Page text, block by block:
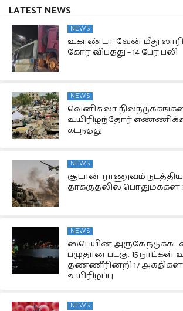
LATEST NEWS
NEWS
உகாண்டா: வேன் மீது
கோர விபத்து – 14 பேர் பலி
NEWS
வெனிசுலா
உயிரிழந்தோர்
கடந்தது
NEWS
சூடான்: ராணுவம் நடத்திய
தாக்குதலில் பொதுமக்கள்
NEWS
ஸ்பெயின் அருகே
பழுதான படகு.. 15 நாட்கள்
தண்ணீரின்றி 17 அகதிகள்
உயிரிழப்பு
NEWS